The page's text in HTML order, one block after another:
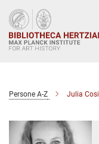
Main-
Content
Persone A-Z Julia